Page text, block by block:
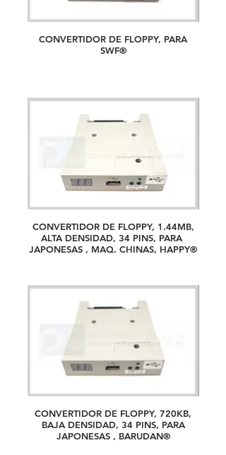
CONVERTIDOR DE FLOPPY, PARA
SWF®
CONVERTIDOR DE FLOPPY, 1.44MB,
ALTA DENSIDAD, 34 PINS, PARA
JAPONESAS , MAQ. CHINAS, HAPPY®
CONVERTIDOR DE FLOPPY, 720KB,
BAJA DENSIDAD, 34 PINS, PARA
JAPONESAS , BARUDAN®